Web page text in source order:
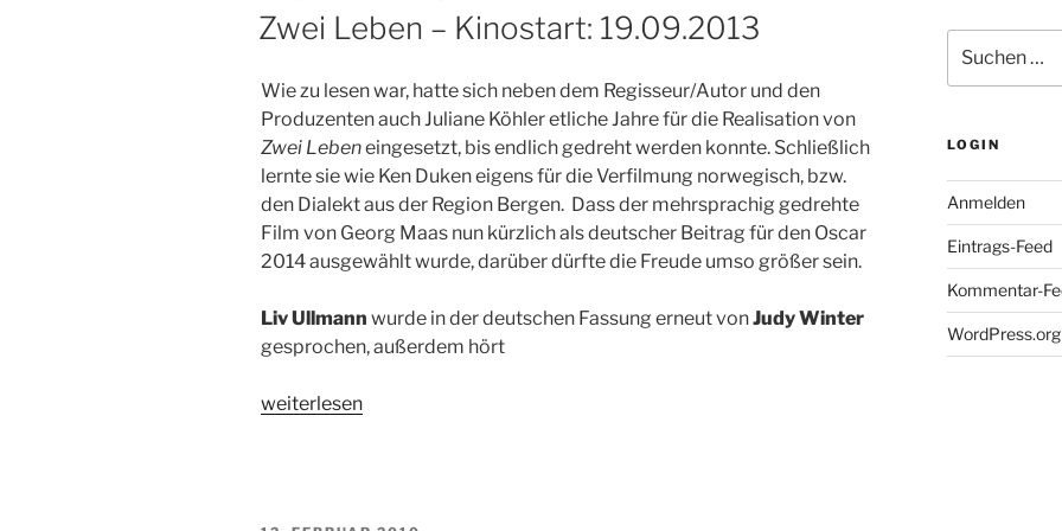
AM
Zwei Leben – Kinostart: 19.09.2013
Wie zu lesen war, hatte sich neben dem Regisseur/Autor und den
Produzenten auch Juliane Köhler etliche Jahre für die Realisation von
Zwei Lebeneingesetzt, bis endlich gedreht werden konnte. Schließlich
lernte sie wie Ken Duken eigens für die Verfilmung norwegisch, bzw.
den Dialekt aus der Region Bergen. Dass der mehrsprachig gedrehte
Film von Georg Maas nun kürzlich als deutscher Beitrag für den Oscar
2014 ausgewählt wurde, darüber dürfte die Freude umso größer sein.
Liv Ullmann wurde in der deutschen Fassung erneut vonJudy Winter
gesprochen, außerdem hört
„Zwei
weiterlesen
nach:
LOGIN
Anmelden
Eintrags-Feed
Kommentar-
WordPress.org